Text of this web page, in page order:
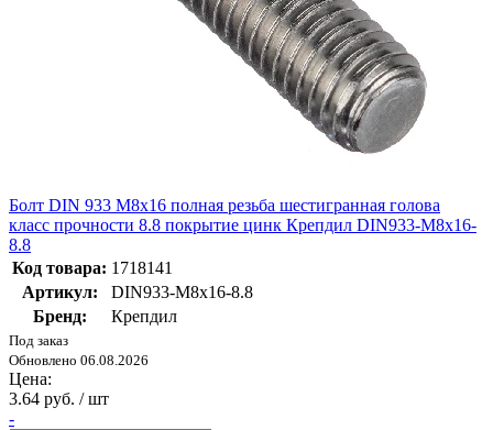
Болт DIN 933 М8х16 полная резьба шестигранная голова
класс прочности 8.8 покрытие цинк Крепдил DIN933-М8х16-
8.8
Код товара: 1718141
Артикул:
DIN933-М8х16-8.8
Бренд:
Крепдил
Под заказ
Обновлено 06.08.2026
Цена:
3.64 руб. / шт
-